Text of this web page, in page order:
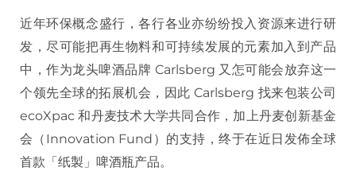
近年环保概念盛行，各行各业亦纷纷投入资源来进行研
发，尽可能把再生物料和可持续发展的元素加入到产品
中，作为龙头啤酒品牌 Carlsberg 又怎可能会放弃这一
个领先全球的拓展机会，因此 Carlsberg 找来包装公司
ecoXpac 和丹麦技术大学共同合作，加上丹麦创新基金
会（Innovation Fund）的支持，终于在近日发佈全球
首款「纸製」啤酒瓶产品。